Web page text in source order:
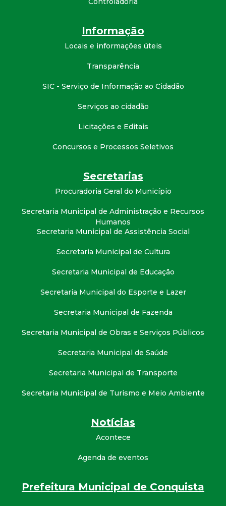
Informação
Locais e informações úteis
Transparência
SIC - Serviço de Informação ao Cidadão
Serviços ao cidadão
Licitações e Editais
Concursos e Processos Seletivos
Secretarias
Procuradoria Geral do Município
Secretaria Municipal de Administração e Recursos
Humanos
Secretaria Municipal de Assistência Social
Secretaria Municipal de Cultura
Secretaria Municipal de Educação
Secretaria Municipal do Esporte e Lazer
Secretaria Municipal de Fazenda
Secretaria Municipal de Obras e Serviços Públicos
Secretaria Municipal de Saúde
Secretaria Municipal de Transporte
Secretaria Municipal de Turismo e Meio Ambiente
Notícias
Acontece
Agenda de eventos
Prefeitura Municipal de Conquista